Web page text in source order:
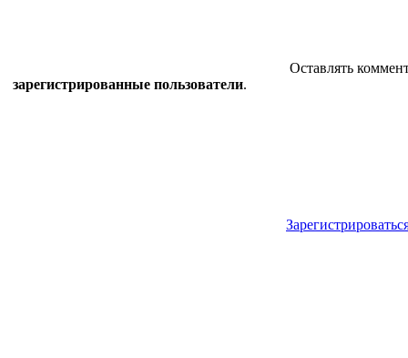
Оставлять
зарегистрированные пользователи.